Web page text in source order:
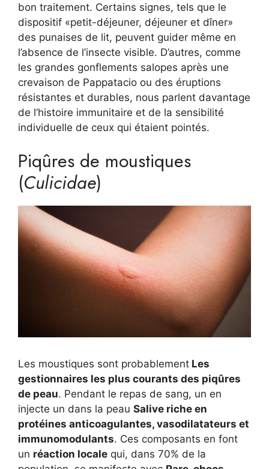
bon traitement. Certains signes, tels que le
dispositif «petit-déjeuner, déjeuner et dîner»
des punaises de lit, peuvent guider même en
l’absence de l’insecte visible. D’autres, comme
les grandes gonflements salopes après une
crevaison de Pappatacio ou des éruptions
résistantes et durables, nous parlent davantage
de l’histoire immunitaire et de la sensibilité
individuelle de ceux qui étaient pointés.
Piqûres de moustiques
(Culicidae)
Les moustiques sont probablement Les
gestionnaires les plus courants des piqûres
de peau. Pendant le repas de sang, un en
injecte un dans la peau Salive riche en
protéines anticoagulantes, vasodilatateurs et
immunomodulants. Ces composants en font
un réaction locale qui, dans 70% de la